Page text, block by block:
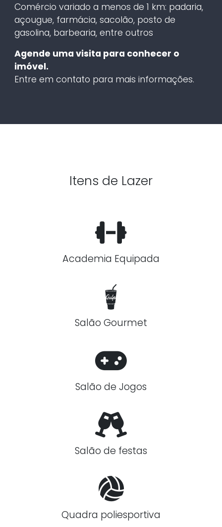
Comércio variado a menos de 1 km: padaria,
açougue, farmácia, sacolão, posto de
gasolina, barbearia, entre outros
Agende uma visita para conhecer o
imóvel.
Entre em contato para mais informações.
Itens de Lazer
Academia Equipada
Salão Gourmet
Salão de Jogos
Salão de festas
Quadra poliesportiva